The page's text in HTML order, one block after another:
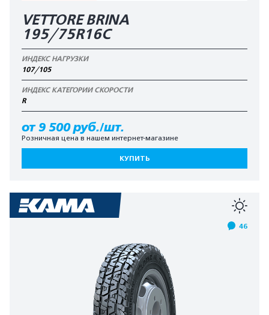
VETTORE BRINA
195/75R16C
ИНДЕКС НАГРУЗКИ
107/105
ИНДЕКС КАТЕГОРИИ СКОРОСТИ
R
от 9 500 руб./шт.
Розничная цена в нашем интернет-магазине
КУПИТЬ
46